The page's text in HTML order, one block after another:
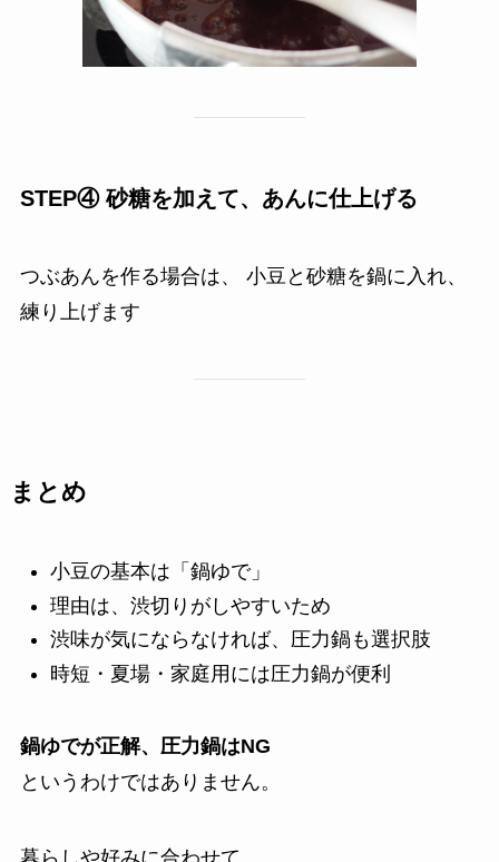
STEP④ 砂糖を加えて、あんに仕上げる
つぶあんを作る場合は、 小豆と砂糖を鍋に入れ、
練り上げます
まとめ
小豆の基本は「鍋ゆで」
理由は、渋切りがしやすいため
渋味が気にならなければ、圧力鍋も選択肢
時短・夏場・家庭用には圧力鍋が便利
鍋ゆでが正解、圧力鍋はNG
というわけではありません。
暮らしや好みに合わせて、